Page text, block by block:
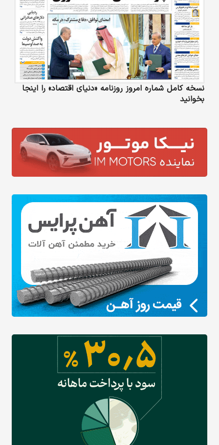
نسخه کامل شماره امروز روزنامه «دنیای‌ اقتصاد» را اینجا
بخوانید